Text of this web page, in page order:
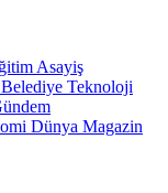
Asayiş
Belediye Teknoloji
Dünya Magazin